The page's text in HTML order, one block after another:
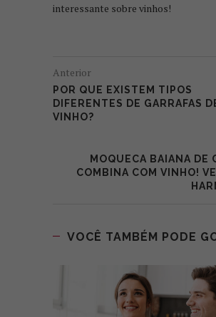
interessante sobre vinhos!
Anterior
POR QUE EXISTEM TIPOS
DIFERENTES DE GARRAFAS
VINHO?
MOQUECA BAIANA DE
COMBINA COM VINHO!
VOCÊ TAMBÉM PODE